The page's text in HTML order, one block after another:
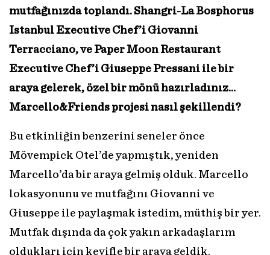
mutfağınızda toplandı. Shangri-La Bosphorus
Istanbul Executive Chef’i Giovanni
Terracciano, ve Paper Moon Restaurant
Executive Chef’i Giuseppe Pressani ile bir
araya gelerek, özel bir mönü hazırladınız…
Marcello&Friends projesi nasıl şekillendi?
Bu etkinliğin benzerini seneler önce
Mövempick Otel’de yapmıştık, yeniden
Marcello’da bir araya gelmiş olduk. Marcello
lokasyonunu ve mutfağını Giovanni ve
Giuseppe ile paylaşmak istedim, müthiş bir yer.
Mutfak dışında da çok yakın arkadaşlarım
oldukları için keyifle bir araya geldik.